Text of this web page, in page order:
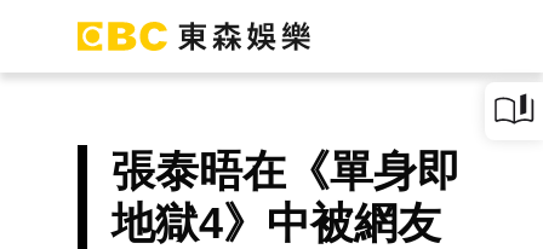
張泰晤在《單身即
地獄4》中被網友